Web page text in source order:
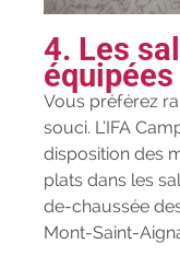
4. Les
Vous préférez
souci. L’IFA
disposition des
plats dans les
de-chaussée
Mont-Saint-